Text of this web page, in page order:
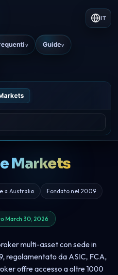
v Guidev
IT
Markets
a Australia Fondato nel 2009
March 30, 2026
multi-asset con sede in
regolamentato da ASIC, FCA,
offre accesso a oltre 1000